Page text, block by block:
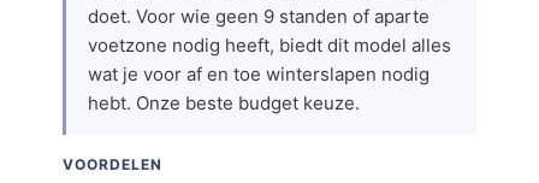
doet. Voor wie geen 9 standen of aparte
voetzone nodig heeft, biedt dit model alles
wat je voor af en toe winterslapen nodig
hebt. Onze beste budget keuze.
VOORDELEN